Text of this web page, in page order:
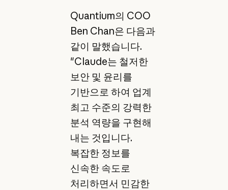
Quantium의 COO
Ben Chan은 다음과
같이 말했습니다.
"Claude는 철저한
보안 및 윤리를
기반으로 하여 업계
최고 수준의 강력한
분석 역량을 구현해
내는 것입니다.
복잡한 정보를
신속한 속도로
처리하면서 민감한